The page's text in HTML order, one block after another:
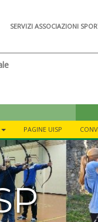
SERVIZI ASSOCIAZIONI
PAGINE UISP